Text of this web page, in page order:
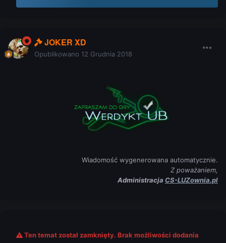
JOKER XD
Opublikowano 12 Grudnia 2018
Wiadomość wygenerowana automatycznie.
Z poważaniem,
Administracja CS-LUZownia.pl
Ten temat został zamknięty. Brak możliwości dodania